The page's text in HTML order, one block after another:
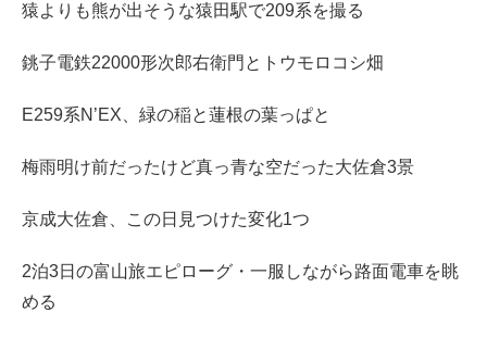
猿よりも熊が出そうな猿田駅で209系を撮る
銚子電鉄22000形次郎右衛門とトウモロコシ畑
E259系N’EX、緑の稲と蓮根の葉っぱと
梅雨明け前だったけど真っ青な空だった大佐倉3景
京成大佐倉、この日見つけた変化1つ
2泊3日の富山旅エピローグ・一服しながら路面電車を眺
める